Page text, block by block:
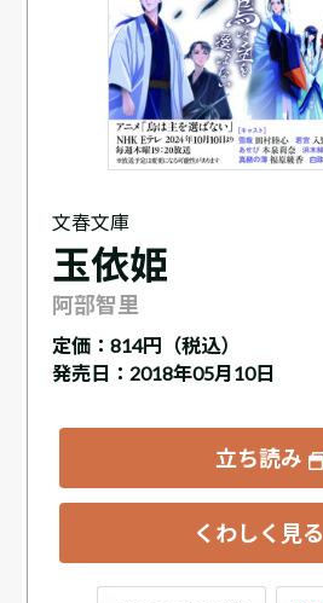
文春文庫
玉依姫
阿部智里
定価： 814円（税込）
発売日：2018年05月10日
立ち読み
くわしく見る